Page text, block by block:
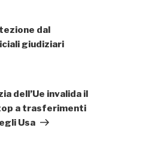
dal
giudiziari
dell’Ue invalida il
a trasferimenti
Usa